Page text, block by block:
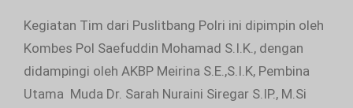
Kegiatan Tim dari Puslitbang Polri ini dipimpin oleh
Kombes Pol Saefuddin Mohamad S.I.K., dengan
didampingi oleh AKBP Meirina S.E.,S.I.K, Pembina
Utama Muda Dr. Sarah Nuraini Siregar S.IP., M.Si